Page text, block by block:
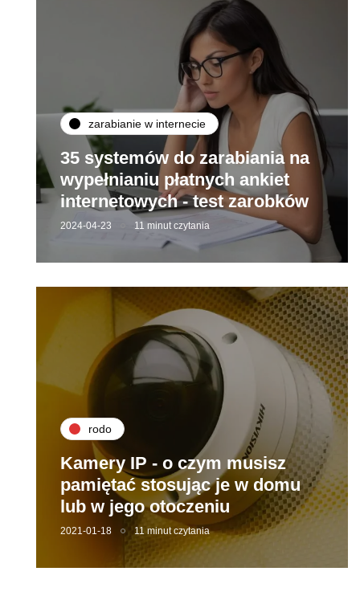
zarabianie w internecie
35 systemów do zarabiania na
wypełnianiu płatnych ankiet
internetowych - test zarobków
2024-04-23 11 minut czytania
rodo
Kamery IP - o czym musisz
pamiętać stosując je w domu
lub w jego otoczeniu
2021-01-18 11 minut czytania